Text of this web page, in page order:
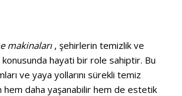
makinaları, şehirlerin temizlik ve
hayati bir role sahiptir. Bu
ve yaya yollarını sürekli temiz
hem daha yaşanabilir hem de estetik